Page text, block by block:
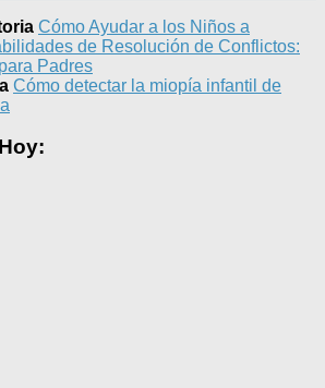
Cómo Ayudar a los Niños a
de Resolución de Conflictos:
Padres
Cómo detectar la miopía infantil de